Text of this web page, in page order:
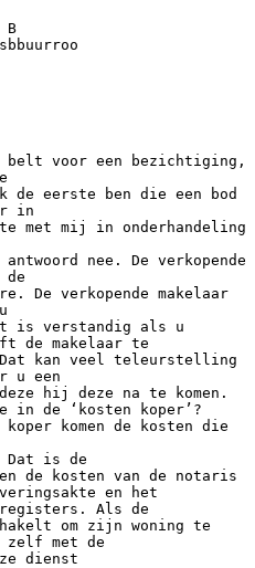
B
voor een bezichtiging,
eerste ben die een bod
in
met mij in onderhandeling
nee. De verkopende
de
De verkopende makelaar
is verstandig als u
de makelaar te
kan veel teleurstelling
u een
hij deze na te komen.
in de ‘kosten koper’?
komen de kosten die
Dat is de
de kosten van de notaris
en het
Als de
om zijn woning te
zelf met de
dienst